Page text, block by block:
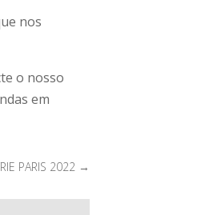
nos
o nosso
em
PARIS 2022 →